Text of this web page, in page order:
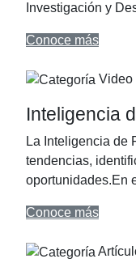
Investigación y
Conoce más
Video
Inteligencia
La Inteligencia de
tendencias,
oportunidades.En
Conoce más